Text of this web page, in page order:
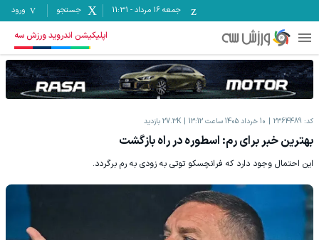
جمعه ۱۶ مرداد -
11:31 جستجو ورود
اپلیکیشن اندروید ورزش سه
کد: 2364489 10 خرداد 1405 ساعت 13:12 27.3K بازدید
بهترین خبر برای رم: اسطوره در راه بازگشت
این احتمال وجود دارد که فرانچسکو توتی به زودی به رم برگردد.